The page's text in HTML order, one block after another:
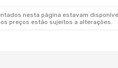
nesta página estavam
preços estão sujeitos a alterações.